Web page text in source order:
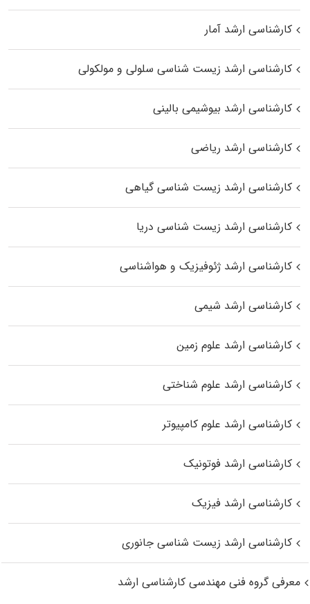
کارشناسی ارشد آمار
کارشناسی ارشد زیست شناسی سلولی و مولکولی
کارشناسی ارشد بیوشیمی بالینی
کارشناسی ارشد ریاضی
کارشناسی ارشد زیست‌ شناسی گیاهی
کارشناسی ارشد زیست‌ شناسی دریا
کارشناسی ارشد ژئوفیزیک و هواشناسی
کارشناسی ارشد شیمی
کارشناسی ارشد علوم زمین
کارشناسی ارشد علوم شناختی
کارشناسی ارشد علوم کامپیوتر
کارشناسی ارشد فوتونیک
کارشناسی ارشد فیزیک
کارشناسی ارشد زیست‌ شناسی جانوری
معرفی گروه فنی مهندسی کارشناسی ارشد